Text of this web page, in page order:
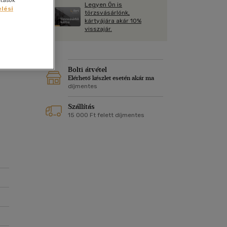
Kártya
Képeslap
Naptár
Vallás, mitológia
Legyen Ön is
törzsvásárlónk,
kártyájára akár 10%
visszajár.
Bolti átvétel
Elérhető készlet esetén akár ma
díjmentes
Szállítás
15 000 Ft felett díjmentes